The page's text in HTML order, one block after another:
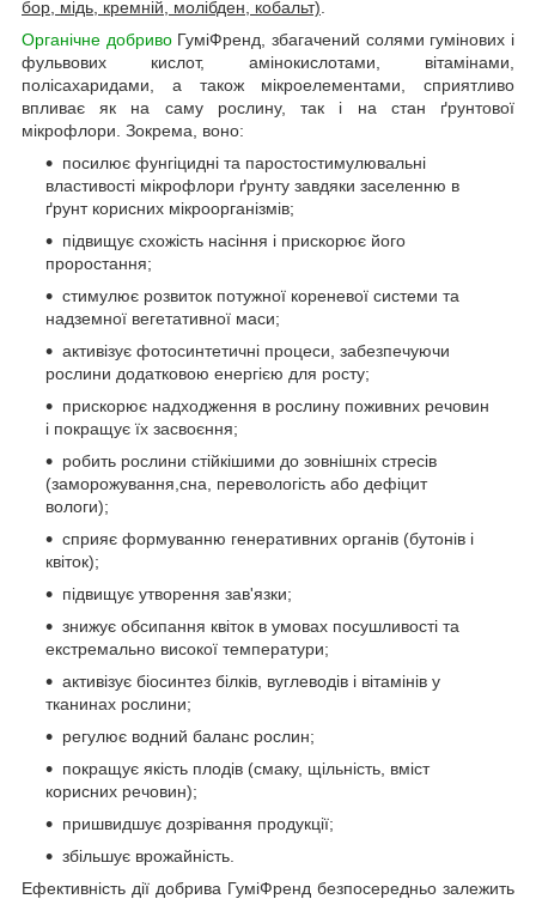
бор, мідь, кремній, молібден, кобальт)
Органічне добривоГуміФренд, збагачений солями гумінових і
фульвових кислот, амінокислотами, вітамінами,
полісахаридами, а також мікроелементами, сприятливо
впливає як на саму рослину, так і на стан ґрунтової
мікрофлори. Зокрема, воно:
посилює фунгіцидні та паростостимулювальні
властивості мікрофлори ґрунту завдяки заселенню в
ґрунт корисних мікроорганізмів;
підвищує схожість насіння і прискорює його
проростання;
стимулює розвиток потужної кореневої системи та
надземної вегетативної маси;
активізує фотосинтетичні процеси, забезпечуючи
рослини додатковою енергією для росту;
прискорює надходження в рослину поживних речовин
і покращує їх засвоєння;
робить рослини стійкішими до зовнішніх стресів
(заморожування,сна, перевологість або дефіцит
вологи);
сприяє формуванню генеративних органів (бутонів і
квіток);
підвищує утворення зав'язки;
знижує обсипання квіток в умовах посушливості та
екстремально високої температури;
активізує біосинтез білків, вуглеводів і вітамінів у
тканинах рослини;
регулює водний баланс рослин;
покращує якість плодів (смаку, щільність, вміст
корисних речовин);
пришвидшує дозрівання продукції;
збільшує врожайність.
Ефективність дії добрива ГуміФренд безпосередньо залежить